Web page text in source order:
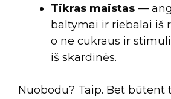
Tikras maistas —
baltymai ir riebalai iš
o ne cukraus ir
iš skardinės.
Nuobodu? Taip. Bet būtent